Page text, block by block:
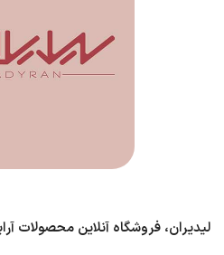
لیدیران، فروشگاه آنلاین محصولات